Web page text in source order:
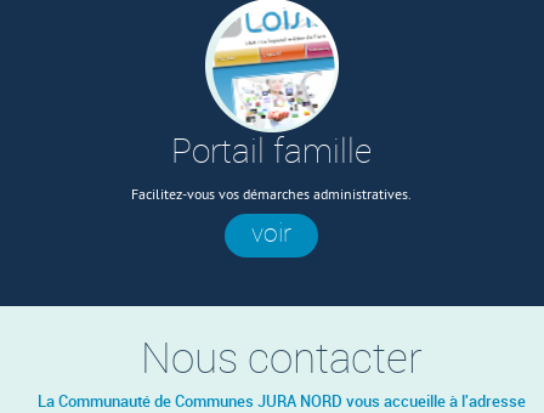
Portail famille
Facilitez-vous vos démarches administratives.
voir
Nous contacter
La Communauté de Communes JURA NORD vous accueille à l'adresse